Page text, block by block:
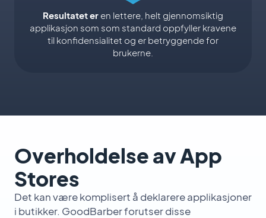
Resultatet er en lettere, helt gjennomsiktig
applikasjon som som standard oppfyller kravene
til konfidensialitet og er betryggende for
brukerne.
Overholdelse av App
Stores
Det kan være komplisert å deklarere applikasjoner
i butikker. GoodBarber forutser disse